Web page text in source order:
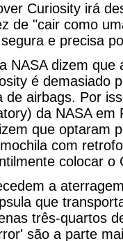
Curiosity irá
de "cair como
e precisa
NASA dizem que
é demasiado
de airbags. Por
da NASA em
que optaram
com
colocar o
a
que
três-quartos
são a parte